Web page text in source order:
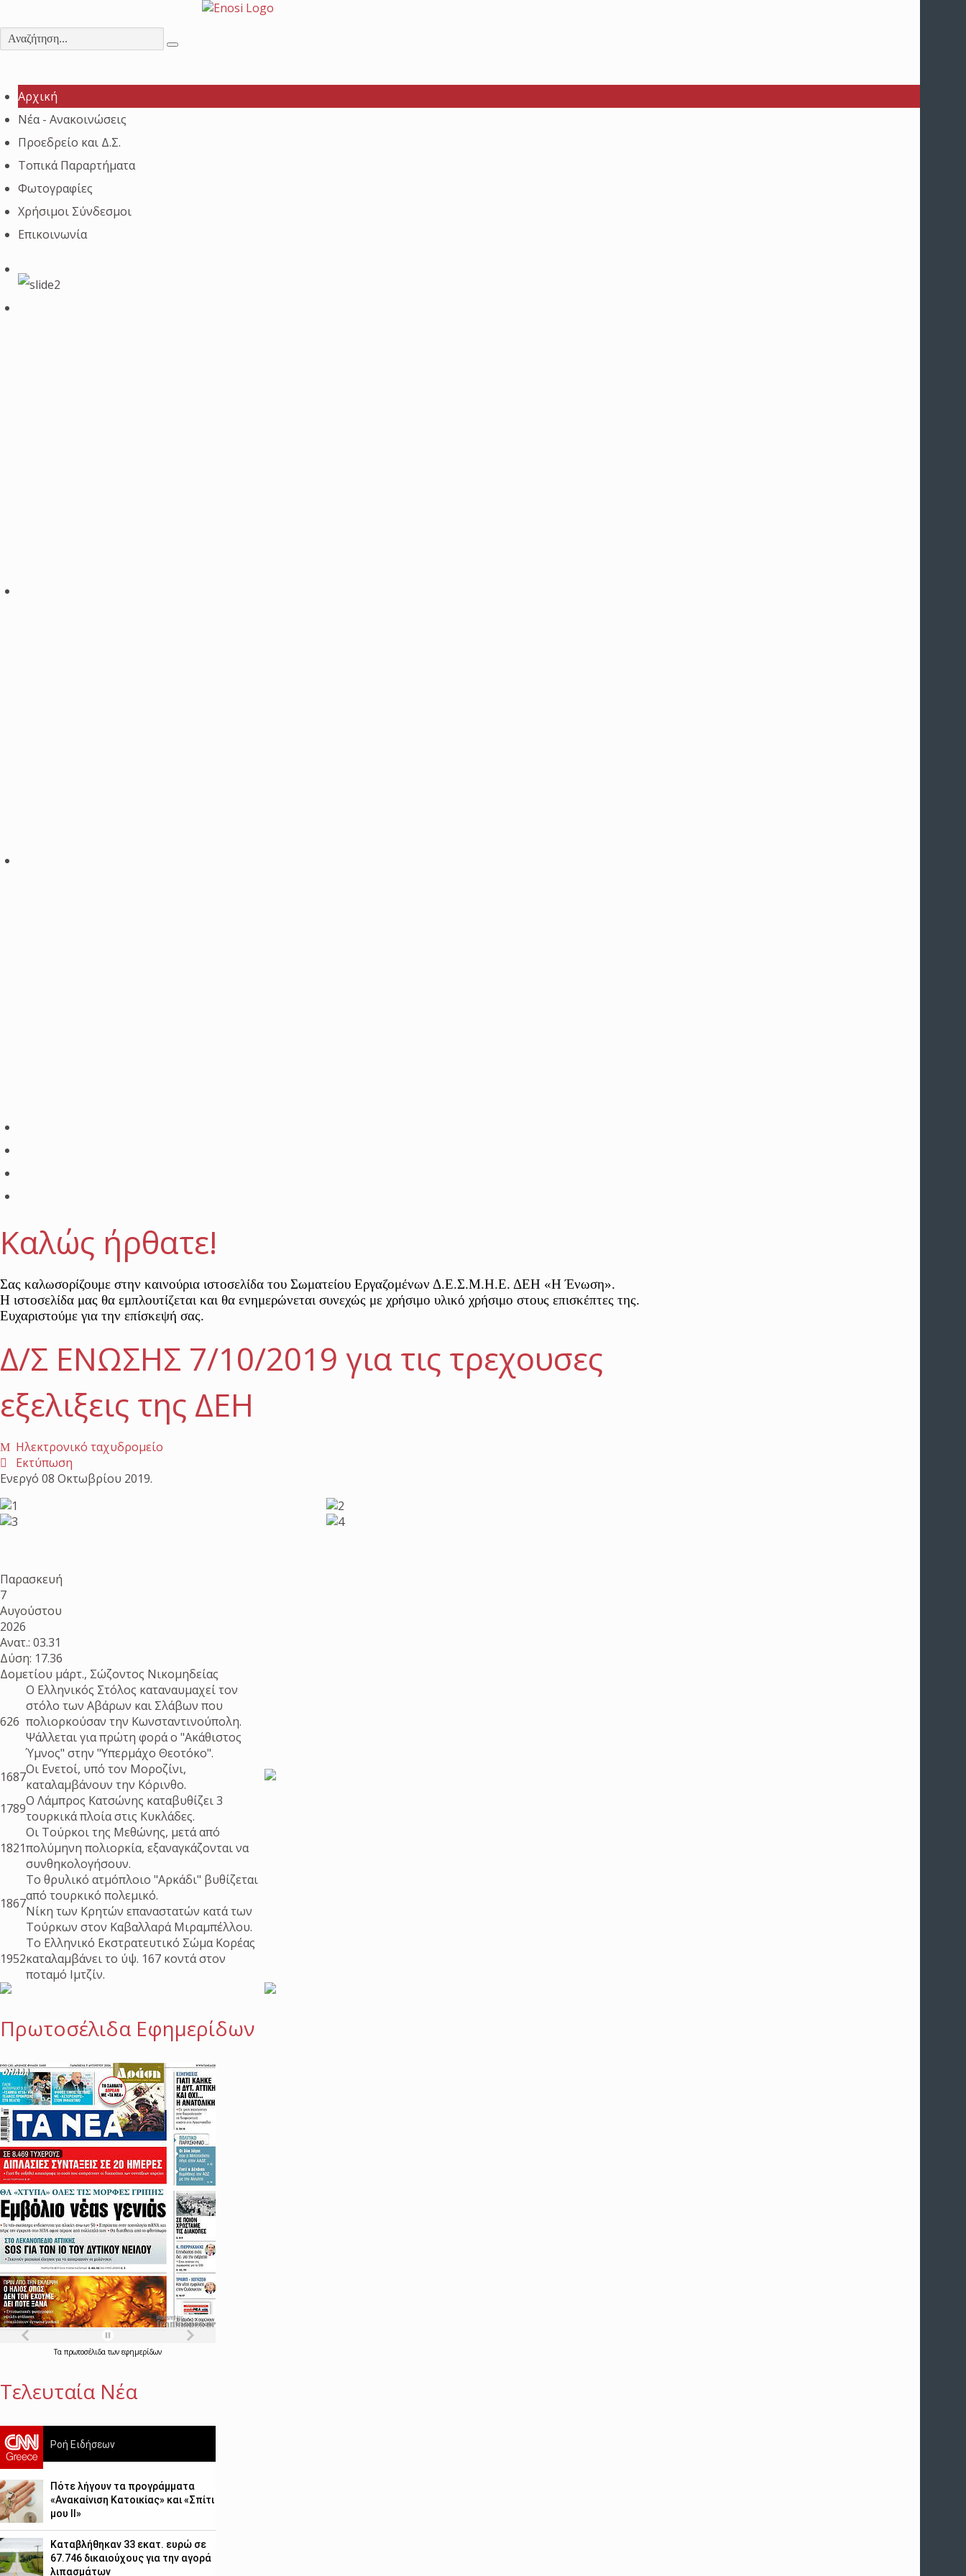
Αρχική
Νέα - Ανακοινώσεις
Προεδρείο και Δ.Σ.
Τοπικά Παραρτήματα
Φωτογραφίες
Χρήσιμοι Σύνδεσμοι
Επικοινωνία
Καλώς ήρθατε!
Σας καλωσορίζουμε στην καινούρια ιστοσελίδα του Σωματείου Εργαζομένων Δ.Ε.Σ.Μ.Η.Ε. ΔΕΗ «Η Ένωση».
Η ιστοσελίδα μας θα εμπλουτίζεται και θα ενημερώνεται συνεχώς με χρήσιμο υλικό χρήσιμο στους επισκέπτες της.
Ευχαριστούμε για την επίσκεψή σας.
Δ/Σ ΕΝΩΣΗΣ 7/10/2019 για τις τρεχουσες
εξελιξεις της ΔΕΗ
Ηλεκτρονικό ταχυδρομείο
Εκτύπωση
Ενεργό 08 Οκτωβρίου 2019.
Παρασκευή
7
Αυγούστου
2026
Ανατ.: 03.31
Δύση: 17.36
Δομετίου μάρτ., Σώζοντος Νικομηδείας
626
Ο Ελληνικός Στόλος καταναυμαχεί τον
στόλο των Αβάρων και Σλάβων που
πολιορκούσαν την Κωνσταντινούπολη.
Ψάλλεται για πρώτη φορά ο "Ακάθιστος
Ύμνος" στην "Υπερμάχο Θεοτόκο".
1687Οι Ενετοί, υπό τον Μοροζίνι,
καταλαμβάνουν την Κόρινθο.
1789Ο Λάμπρος Κατσώνης καταβυθίζει 3
τουρκικά πλοία στις Κυκλάδες.
1821
Οι Τούρκοι της Μεθώνης, μετά από
πολύμηνη πολιορκία, εξαναγκάζονται να
συνθηκολογήσουν.
1867
Το θρυλικό ατμόπλοιο "Αρκάδι" βυθίζεται
από τουρκικό πολεμικό.
Νίκη των Κρητών επαναστατών κατά των
Τούρκων στον Καβαλλαρά Μιραμπέλλου.
1952
Το Ελληνικό Εκστρατευτικό Σώμα Κορέας
καταλαμβάνει το ύψ. 167 κοντά στον
ποταμό Ιμτζίν.
Πρωτοσέλιδα Εφημερίδων
Τα πρωτοσέλιδατων εφημερίδων
Τελευταία Νέα